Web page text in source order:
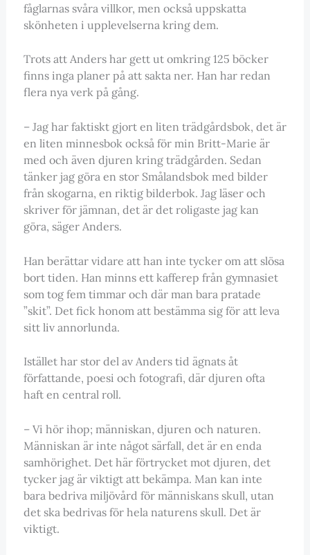
fåglarnas svåra villkor, men också uppskatta
skönheten i upplevelserna kring dem.
Trots att Anders har gett ut omkring 125 böcker
finns inga planer på att sakta ner. Han har redan
flera nya verk på gång.
– Jag har faktiskt gjort en liten trädgårdsbok, det är
en liten minnesbok också för min Britt-Marie är
med och även djuren kring trädgården. Sedan
tänker jag göra en stor Smålandsbok med bilder
från skogarna, en riktig bilderbok. Jag läser och
skriver för jämnan, det är det roligaste jag kan
göra, säger Anders.
Han berättar vidare att han inte tycker om att slösa
bort tiden. Han minns ett kafferep från gymnasiet
som tog fem timmar och där man bara pratade
”skit”. Det fick honom att bestämma sig för att leva
sitt liv annorlunda.
Istället har stor del av Anders tid ägnats åt
författande, poesi och fotografi, där djuren ofta
haft en central roll.
– Vi hör ihop; människan, djuren och naturen.
Människan är inte något särfall, det är en enda
samhörighet. Det här förtrycket mot djuren, det
tycker jag är viktigt att bekämpa. Man kan inte
bara bedriva miljövård för människans skull, utan
det ska bedrivas för hela naturens skull. Det är
viktigt.